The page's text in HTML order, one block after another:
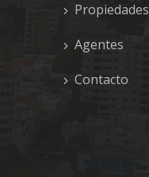
Propiedades
Agentes
Contacto